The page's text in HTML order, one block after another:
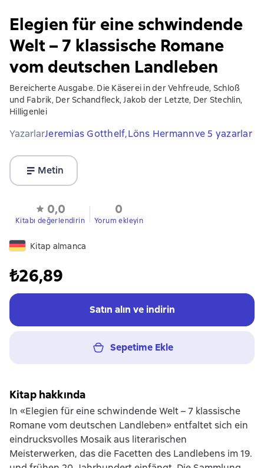
Elegien für eine schwindende
Welt – 7 klassische Romane
vom deutschen Landleben
Bereicherte Ausgabe. Die Käserei in der Vehfreude, Schloß
und Fabrik, Der Schandfleck, Jakob der Letzte, Der Stechlin,
Hilligenlei
YazarlarJeremias Gotthelf,Löns Hermannve 5 yazarlar
Metin
0,0
Kitabı değerlendirin
0
Yorum ekleyin
Kitap almanca
₺26,89
Satın alın ve indirin
Sepetime Ekle
Kitap hakkında
In «Elegien für eine schwindende Welt – 7 klassische
Romane vom deutschen Landleben» entfaltet sich ein
eindrucksvolles Mosaik aus literarischen
Meisterwerken, das die Facetten des Landlebens im 19.